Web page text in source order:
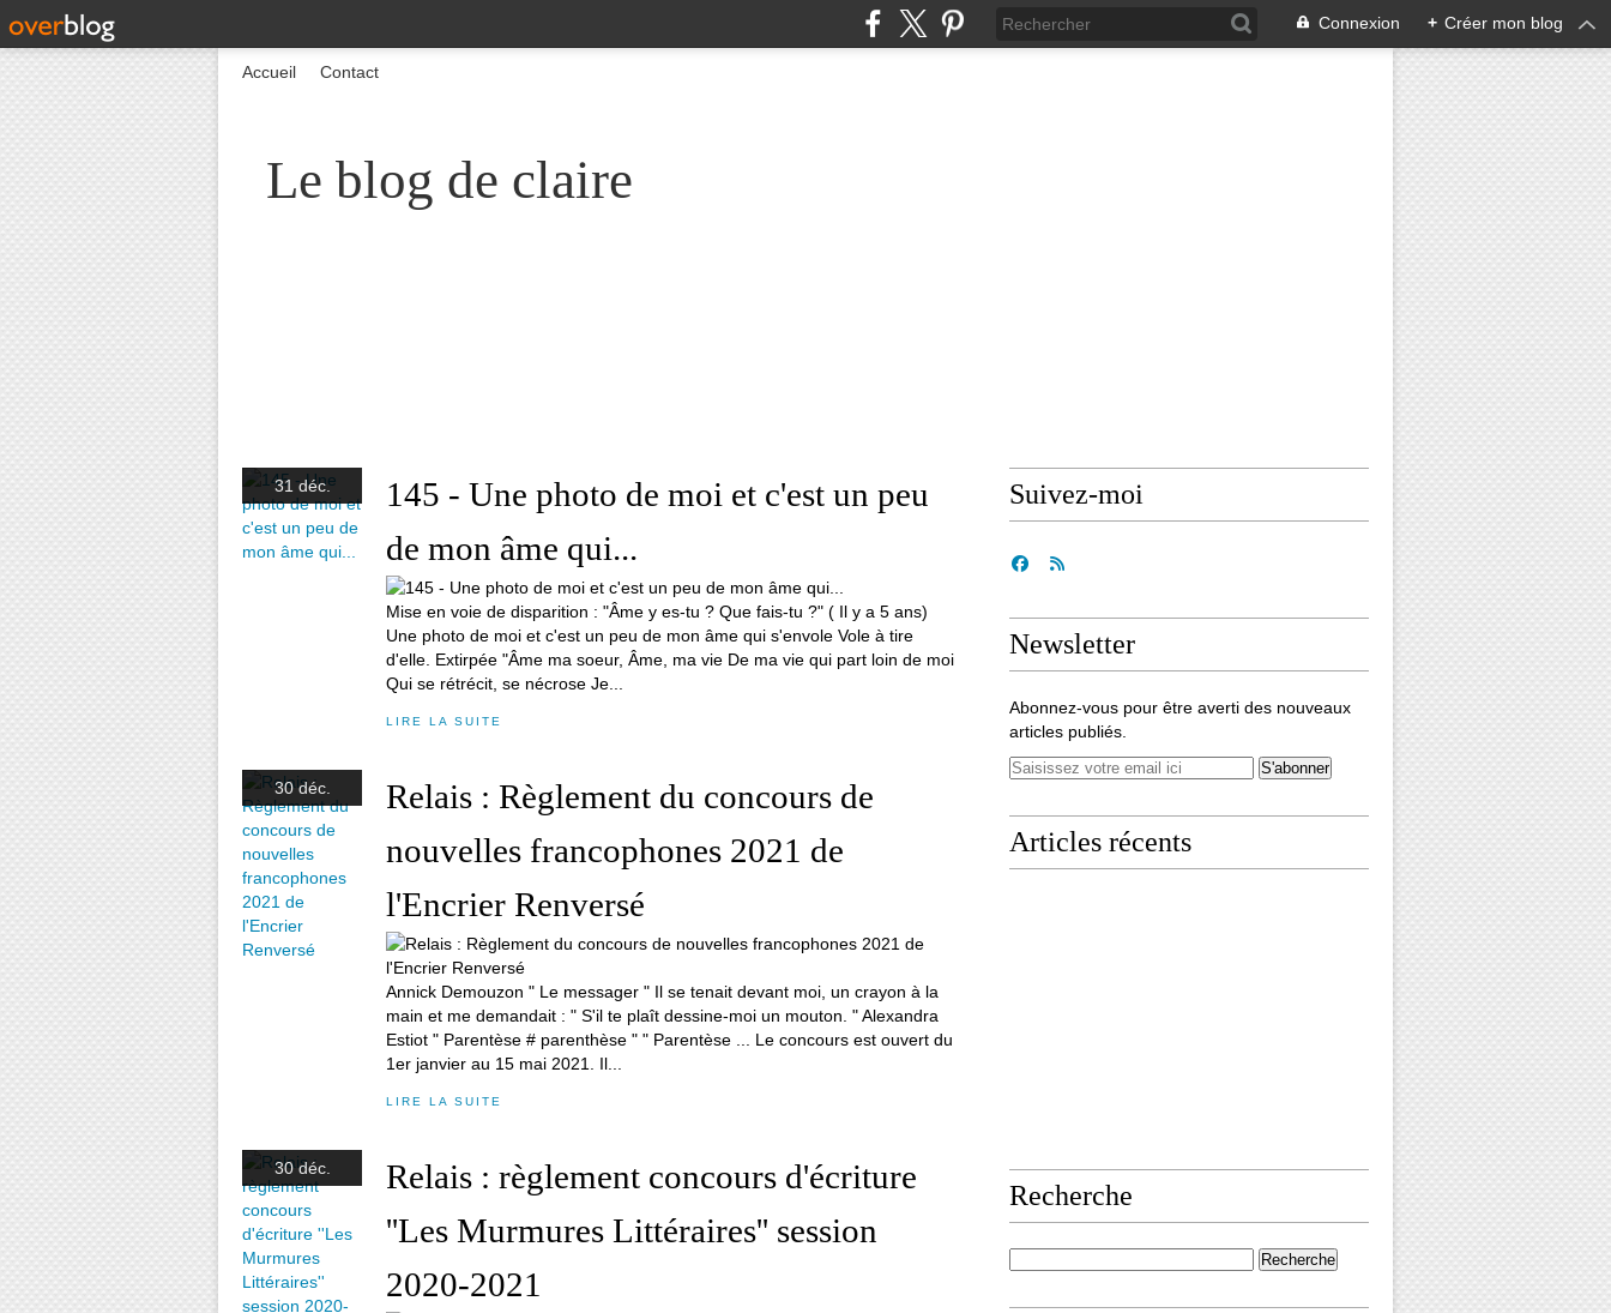
Connexion + Créer mon blog
Le blog de claire
Accueil Contact
31 déc.
145 - Une photo de moi et c'est un peu
de mon âme qui...
Mise en voie de disparition : "Âme y es-tu ? Que fais-tu ?" ( Il y a 5 ans)
Une photo de moi et c'est un peu de mon âme qui s'envole Vole à tire
d'elle. Extirpée "Âme ma soeur, Âme, ma vie De ma vie qui part loin de moi
Qui se rétrécit, se nécrose Je...
LIRE LA SUITE
30 déc.
Relais : Règlement du concours de
nouvelles francophones 2021 de
l'Encrier Renversé
Annick Demouzon " Le messager " Il se tenait devant moi, un crayon à la
main et me demandait : " S'il te plaît dessine-moi un mouton. " Alexandra
Estiot " Parentèse # parenthèse " " Parentèse ... Le concours est ouvert du
1er janvier au 15 mai 2021. Il...
LIRE LA SUITE
30 déc.
Relais : règlement concours d'écriture
''Les Murmures Littéraires'' session
2020-2021
Suivez-moi
Newsletter
Abonnez-vous pour être averti des nouveaux
articles publiés.
Articles récents
Recherche